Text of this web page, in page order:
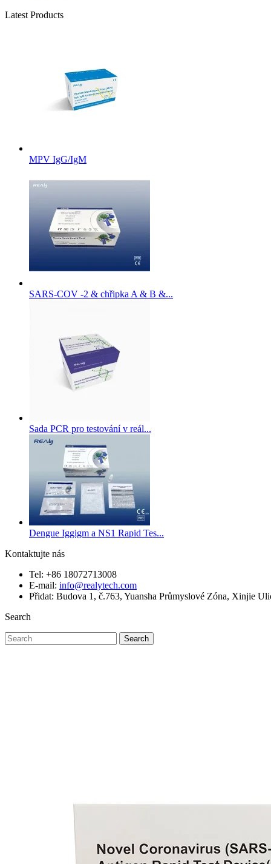
Latest Products
MPV IgG/IgM
SARS-COV -2 & chřipka A & B &...
Sada PCR pro testování v reál...
Dengue Iggigm a NS1 Rapid Tes...
Kontaktujte nás
Tel: +86 18072713008
E-mail: info@realytech.com
Přidat: Budova 1, č.763, Yuansha Průmyslové Zóna, Xinjie
Search
Search